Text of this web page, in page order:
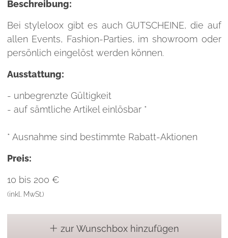
Beschreibung:
Bei styleloox gibt es auch GUTSCHEINE, die auf
allen Events, Fashion-Parties, im showroom oder
persönlich eingelöst werden können.
Ausstattung:
- unbegrenzte Gültigkeit
- auf sämtliche Artikel einlösbar *
* Ausnahme sind bestimmte Rabatt-Aktionen
Preis:
10 bis 200 €
(inkl. MwSt.)
zur Wunschbox hinzufügen